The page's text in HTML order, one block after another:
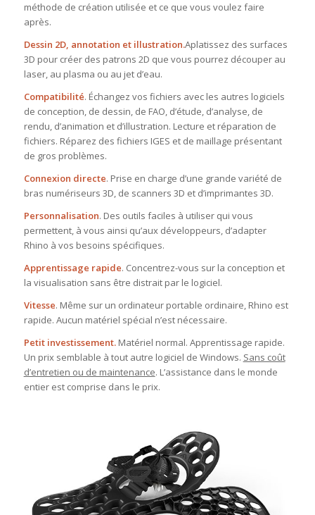
méthode de création utilisée et ce que vous voulez faire
après.
Dessin 2D, annotation et illustration.Aplatissez des surfaces
3D pour créer des patrons 2D que vous pourrez découper au
laser, au plasma ou au jet d’eau.
Compatibilité. Échangez vos fichiers avec les autres logiciels
de conception, de dessin, de FAO, d’étude, d’analyse, de
rendu, d’animation et d’illustration. Lecture et réparation de
fichiers. Réparez des fichiers IGES et de maillage présentant
de gros problèmes.
Connexion directe. Prise en charge d’une grande variété de
bras numériseurs 3D, de scanners 3D et d’imprimantes 3D.
Personnalisation. Des outils faciles à utiliser qui vous
permettent, à vous ainsi qu’aux développeurs, d’adapter
Rhino à vos besoins spécifiques.
Apprentissage rapide. Concentrez-vous sur la conception et
la visualisation sans être distrait par le logiciel.
Vitesse. Même sur un ordinateur portable ordinaire, Rhino est
rapide. Aucun matériel spécial n’est nécessaire.
Petit investissement. Matériel normal. Apprentissage rapide.
Un prix semblable à tout autre logiciel de Windows. Sans coût
d’entretien ou de maintenance. L’assistance dans le monde
entier est comprise dans le prix.